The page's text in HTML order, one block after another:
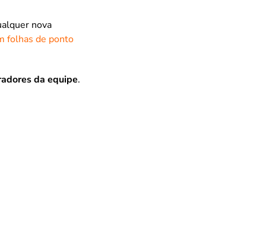
nova
folhas de ponto
da equipe.